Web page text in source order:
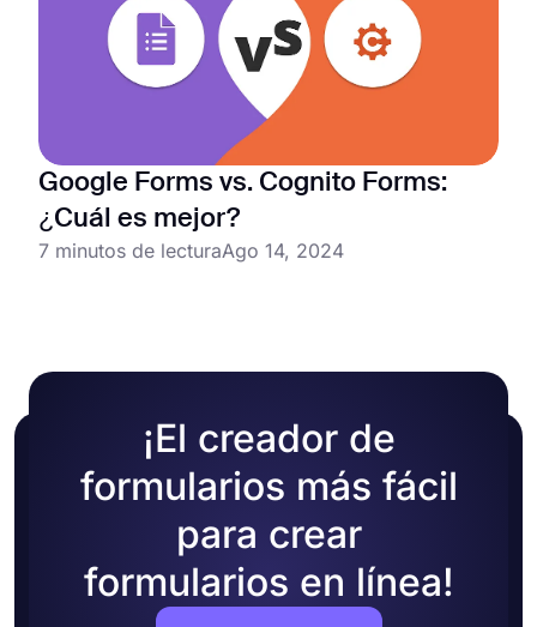
Google Forms vs. Cognito Forms:
¿Cuál es mejor?
7 minutos de lecturaAgo 14, 2024
¡El creador de
formularios más fácil
para crear
formularios en línea!